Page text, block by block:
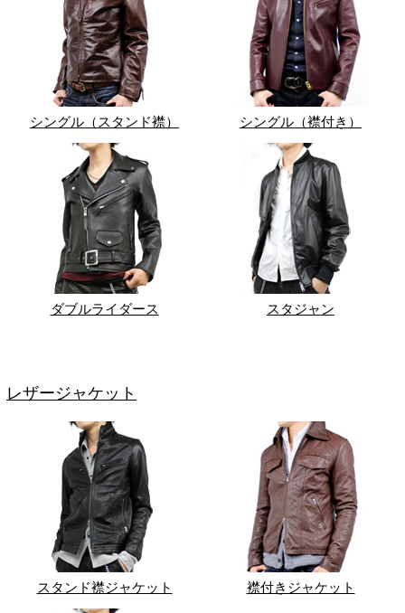
シングル（スタンド襟） シングル（襟付き）
ダブルライダース スタジャン
レザージャケット
スタンド襟ジャケット 襟付きジャケット